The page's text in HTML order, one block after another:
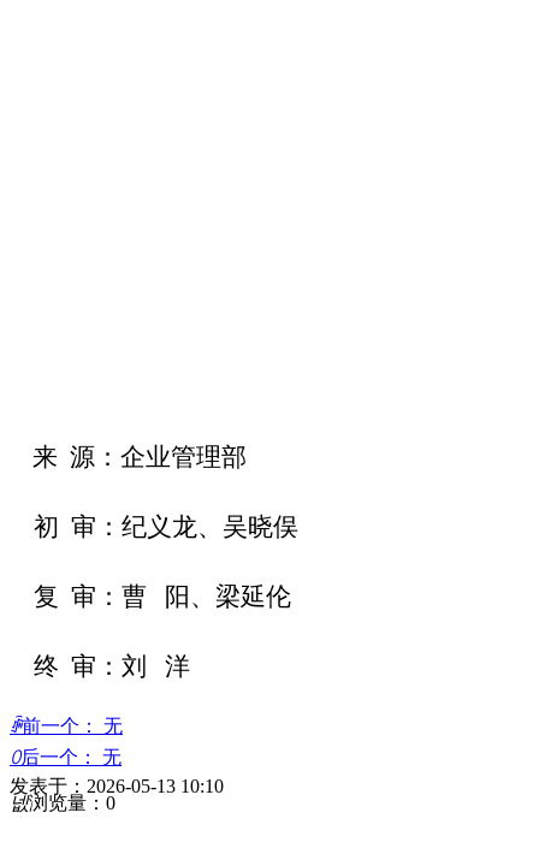
来 源：企业管理部
初 审：纪义龙、吴晓俣
复 审：曹 阳、梁延伦
终 审：刘 洋
ꄴ前一个：
无
ꄲ后一个：
无
发表于： 2026-05-13 10:10
넶浏览量： 0